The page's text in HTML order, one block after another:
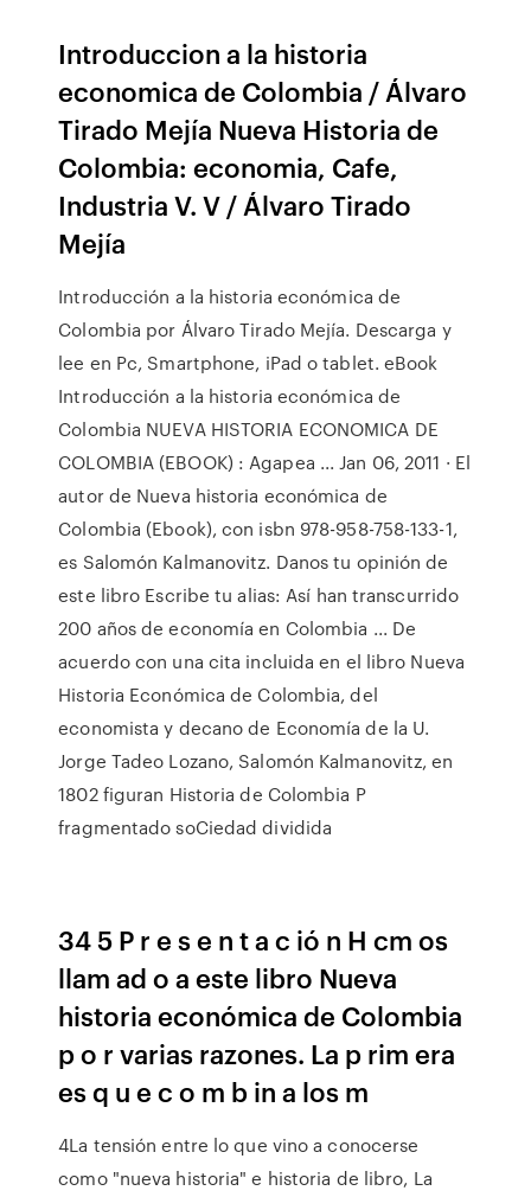
Introduccion a la historia
economica de Colombia / Álvaro
Tirado Mejía Nueva Historia de
Colombia: economia, Cafe,
Industria V. V / Álvaro Tirado
Mejía
Introducción a la historia económica de
Colombia por Álvaro Tirado Mejía. Descarga y
lee en Pc, Smartphone, iPad o tablet. eBook
Introducción a la historia económica de
Colombia NUEVA HISTORIA ECONOMICA DE
COLOMBIA (EBOOK) : Agapea ... Jan 06, 2011 · El
autor de Nueva historia económica de
Colombia (Ebook), con isbn 978-958-758-133-1,
es Salomón Kalmanovitz. Danos tu opinión de
este libro Escribe tu alias: Así han transcurrido
200 años de economía en Colombia ... De
acuerdo con una cita incluida en el libro Nueva
Historia Económica de Colombia, del
economista y decano de Economía de la U.
Jorge Tadeo Lozano, Salomón Kalmanovitz, en
1802 figuran Historia de Colombia P
fragmentado soCiedad dividida
34 5 P r e s e n t a c ió n H cm os
llam ad o a este libro Nueva
historia económica de Colombia
p o r varias razones. La p rim era
es q u e c o m b in a los m
4La tensión entre lo que vino a conocerse
como "nueva historia" e historia de libro, La